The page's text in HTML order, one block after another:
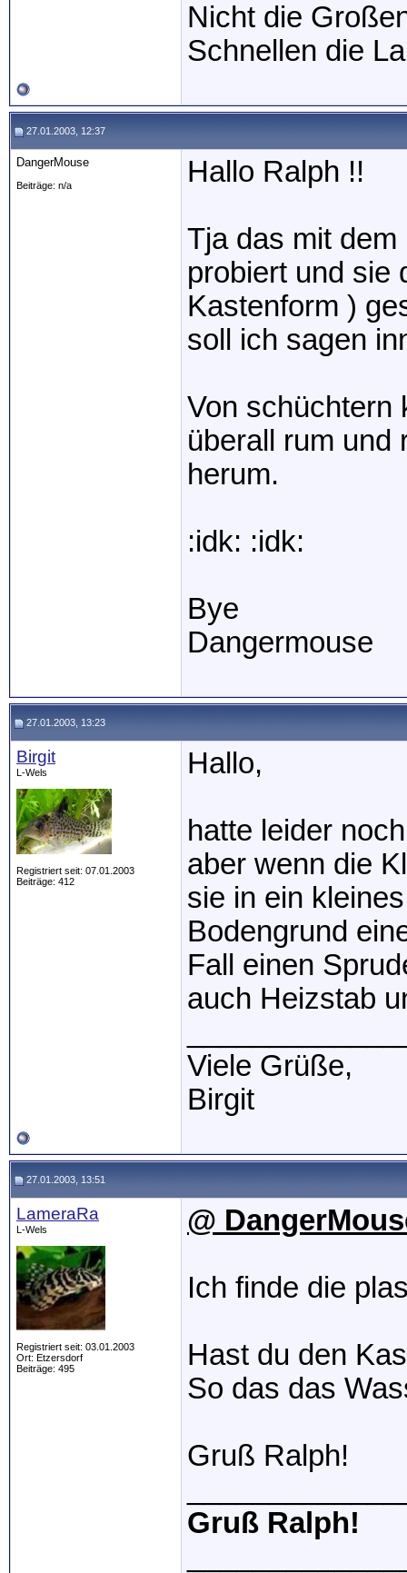
Nicht die
Schnellen die
27.01.2003, 12:37
DangerMouse
Beiträge: n/a Hallo Ralph !!
Tja das mit
probiert und sie
Kastenform )
soll ich sagen
Von schüchtern
überall rum und
herum.
:idk: :idk:
Bye
Dangermouse
27.01.2003, 13:23
Birgit
L-Wels
Registriert seit: 07.01.2003
Beiträge: 412
Hallo,
hatte leider
aber wenn die
sie in ein
Bodengrund
Fall einen
auch Heizstab
Viele Grüße,
Birgit
27.01.2003, 13:51
LameraRa
L-Wels
Registriert seit: 03.01.2003
Ort: Etzersdorf
Beiträge: 495
@
Ich finde die
Hast du den
So das das
Gruß Ralph!
Gruß Ralph!